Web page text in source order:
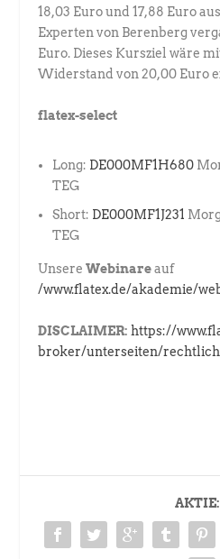
18,03 Euro und 17,88 Euro
Experten von Berenberg
Euro. Dieses Kursziel wäre
Widerstand von 20,00 Euro
flatex-select
Long: DE000MF1H680
TEG
Short: DE000MF1J231
TEG
UnsereWebinareauf
/www.flatex.de/akademie/
DISCLAIMER: https://
broker/unterseiten/
AKTIE: